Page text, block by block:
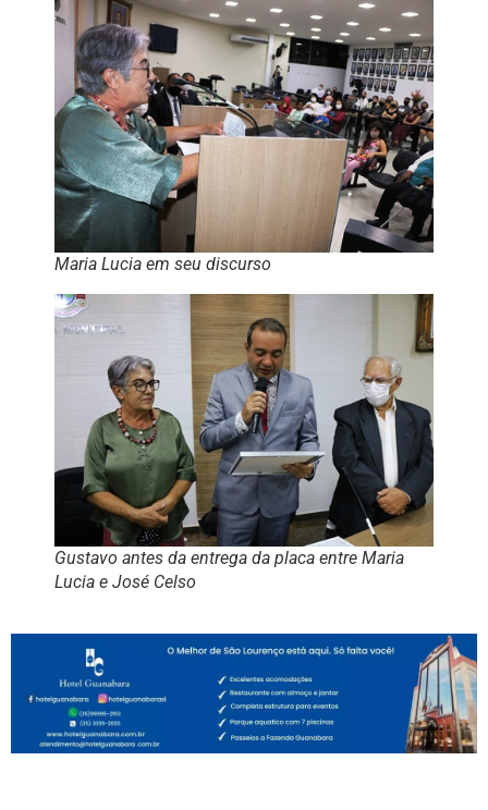
Maria Lucia em seu discurso
Gustavo antes da entrega da placa entre Maria
Lucia e José Celso